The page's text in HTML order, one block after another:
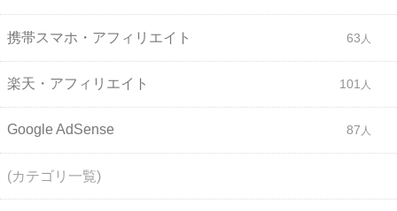
携帯スマホ・アフィリエイト 63
楽天・アフィリエイト 101
Google AdSense 87
(カテゴリ一覧)